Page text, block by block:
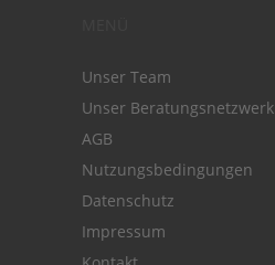
Unser Team
Unser Beratungsnetzwerk
AGB
Nutzungsbedingungen
Datenschutz
Impressum